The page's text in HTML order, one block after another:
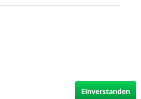
Einverstanden